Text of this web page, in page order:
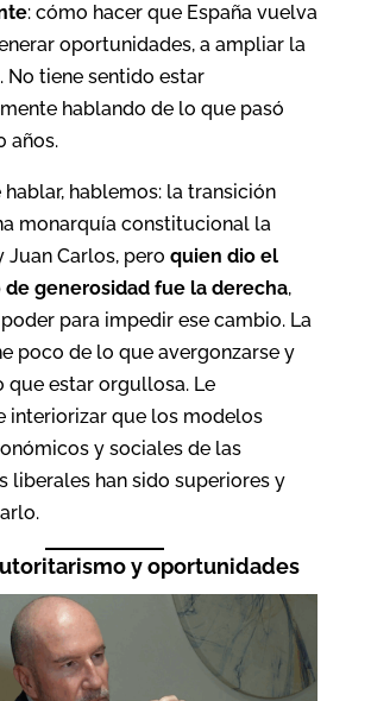
: cómo hacer que España vuelva
oportunidades, a ampliar la
No tiene sentido estar
hablando de lo que pasó
años.
hablar, hablemos: la transición
monarquía constitucional la
Juan Carlos, pero quien dio el
de generosidad fue la derecha,
para impedir ese cambio. La
poco de lo que avergonzarse y
que estar orgullosa. Le
interiorizar que los modelos
y sociales de las
liberales han sido superiores y
y oportunidades